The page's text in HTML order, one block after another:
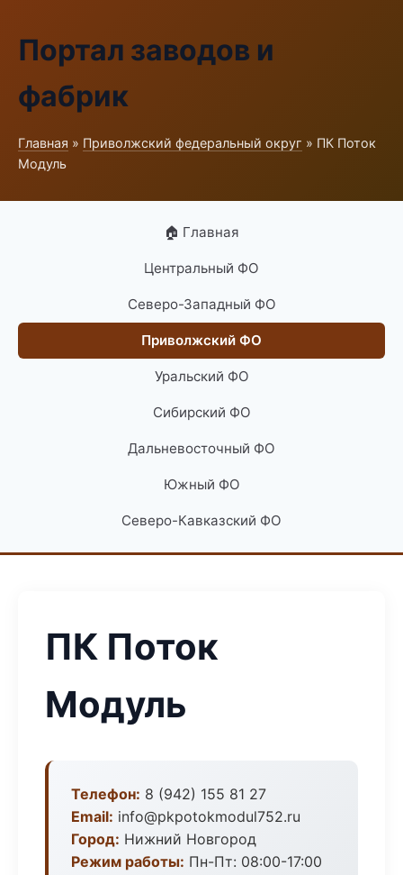
Портал заводов и
фабрик
Главная » Приволжский федеральный округ » ПК Поток
Модуль
🏠 Главная
Центральный ФО
Северо-Западный ФО
Приволжский ФО
Уральский ФО
Сибирский ФО
Дальневосточный ФО
Южный ФО
Северо-Кавказский ФО
ПК Поток
Модуль
Телефон: 8 (942) 155 81 27
Email: info@pkpotokmodul752.ru
Город: Нижний Новгород
Режим работы: Пн-Пт: 08:00-17:00